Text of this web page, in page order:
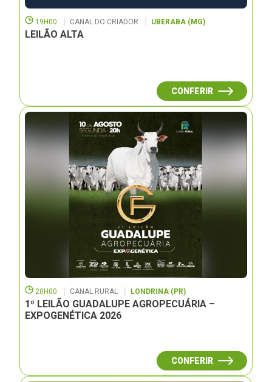
19H00 CANAL DO CRIADOR UBERABA (MG)
LEILÃO ALTA
CONFERIR
20H00 CANAL RURAL LONDRINA (PR)
1º LEILÃO GUADALUPE AGROPECUÁRIA –
EXPOGENÉTICA 2026
CONFERIR